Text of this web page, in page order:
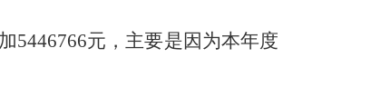
5446766元，主要是因为本年度